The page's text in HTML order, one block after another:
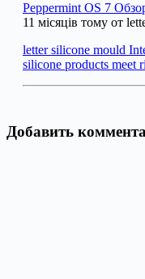
Peppermint OS 7
11 місяців тому от
letter silicone mould
silicone products meet
Добавить